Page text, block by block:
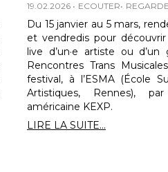
19.02.2026 ECOUTER
Du 15 janvier au 5 mars,
et vendredis pour
live d’un·e artiste ou
Rencontres Trans
festival, à l’ESMA (École
Artistiques, Rennes),
américaine KEXP.
LIRE LA SUITE...